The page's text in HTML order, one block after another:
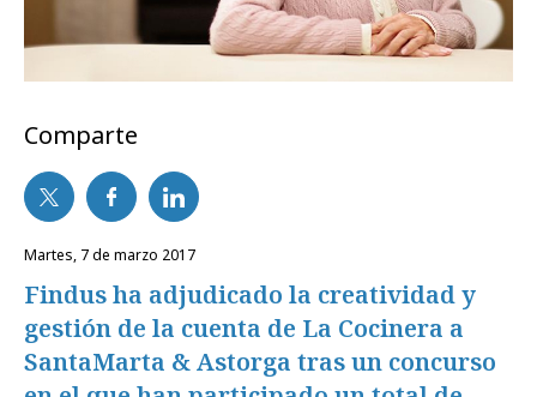
Comparte
martes, 7 de marzo 2017
Findus ha adjudicado la creatividad y
gestión de la cuenta de La Cocinera a
SantaMarta & Astorga tras un concurso